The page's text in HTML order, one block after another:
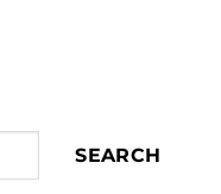
SEARCH